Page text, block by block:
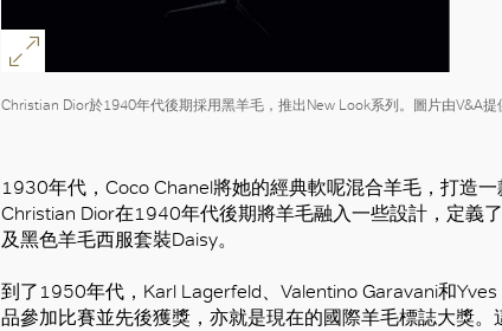
Christian Dior於1940年代後期採用黑羊毛，推出New Look系列。圖片由V&A提
1930年代，Coco Chanel將她的經典軟呢混合羊毛，打造
Christian Dior在1940年代後期將羊毛融入一些設計，定義
及黑色羊毛西服套裝Daisy。
到了1950年代，Karl Lagerfeld、Valentino Garavani和
品參加比賽並先後獲獎，亦就是現在的國際羊毛標誌大獎